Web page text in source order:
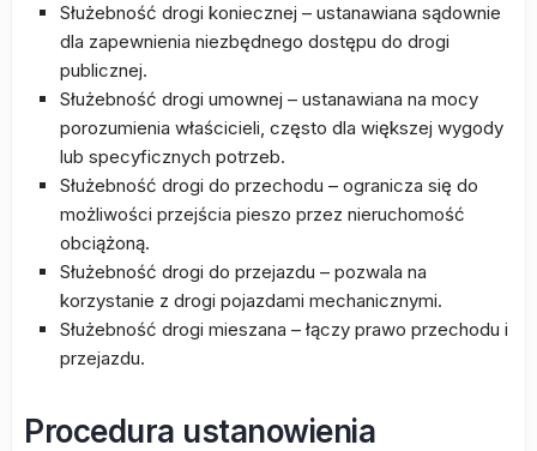
Służebność drogi koniecznej – ustanawiana sądownie
dla zapewnienia niezbędnego dostępu do drogi
publicznej.
Służebność drogi umownej – ustanawiana na mocy
porozumienia właścicieli, często dla większej wygody
lub specyficznych potrzeb.
Służebność drogi do przechodu – ogranicza się do
możliwości przejścia pieszo przez nieruchomość
obciążoną.
Służebność drogi do przejazdu – pozwala na
korzystanie z drogi pojazdami mechanicznymi.
Służebność drogi mieszana – łączy prawo przechodu i
przejazdu.
Procedura ustanowienia